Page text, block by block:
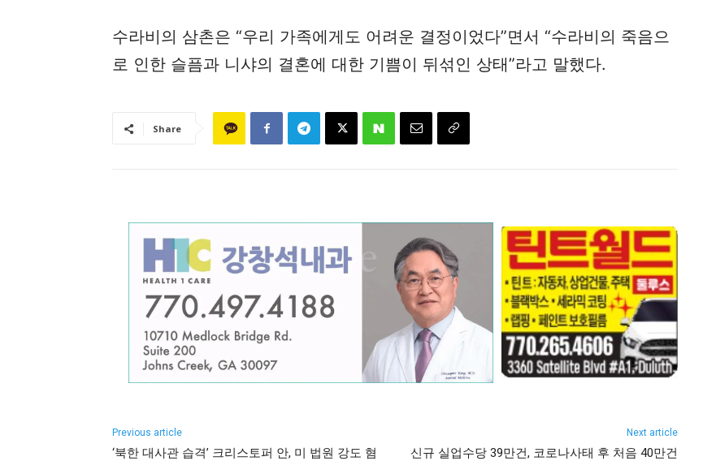
수라비의 삼촌은 “우리 가족에게도 어려운 결정이었다”면서 “수라비의 죽음으
로 인한 슬픔과 니샤의 결혼에 대한 기쁨이 뒤섞인 상태”라고 말했다.
Share
Previous article
‘북한 대사관 습격’ 크리스토퍼 안, 미 법원 강도 혐
Next article
신규 실업수당 39만건, 코로나사태 후 처음 40만건